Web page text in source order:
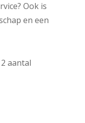
Ook is
en een
aantal